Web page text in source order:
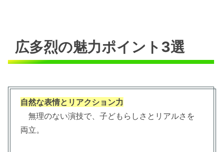
広多烈の魅力ポイント3選
自然な表情とリアクション力
無理のない演技で、子どもらしさとリアルさを
両立。